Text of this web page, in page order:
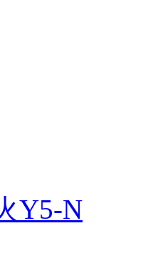
Y5-N